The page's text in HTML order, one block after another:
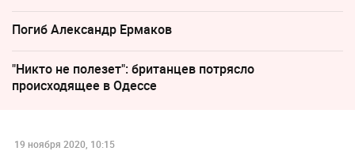
Погиб Александр Ермаков
"Никто не полезет": британцев потрясло
происходящее в Одессе
19 ноября 2020, 10:15